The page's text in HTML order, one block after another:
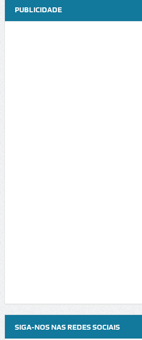
PUBLICIDADE
SIGA-NOS NAS REDES SOCIAIS